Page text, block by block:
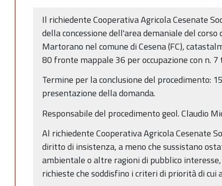
Il richiedente Cooperativa Agricola Cesenate
della concessione dell'area demaniale del corso
Martorano nel comune di Cesena (FC),
80 fronte mappale 36 per occupazione con n.
Termine per la conclusione del procedimento:
presentazione della domanda.
Responsabile del procedimento geol. Claudio
Al richiedente Cooperativa Agricola Cesenate
diritto di insistenza, a meno che sussistano
ambientale o altre ragioni di pubblico
richieste che soddisfino i criteri di priorità di cui